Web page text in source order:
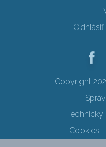
Copyright
Cookies